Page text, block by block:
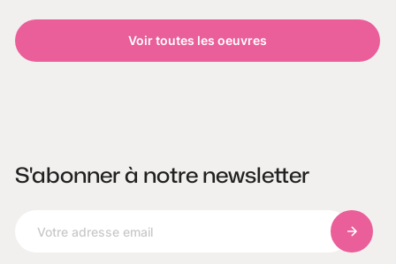
Voir toutes les oeuvres
S'abonner à notre newsletter